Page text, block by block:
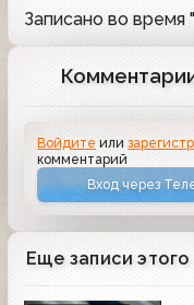
Записано во
Войдите или
комментарий
Вход через
Еще записи